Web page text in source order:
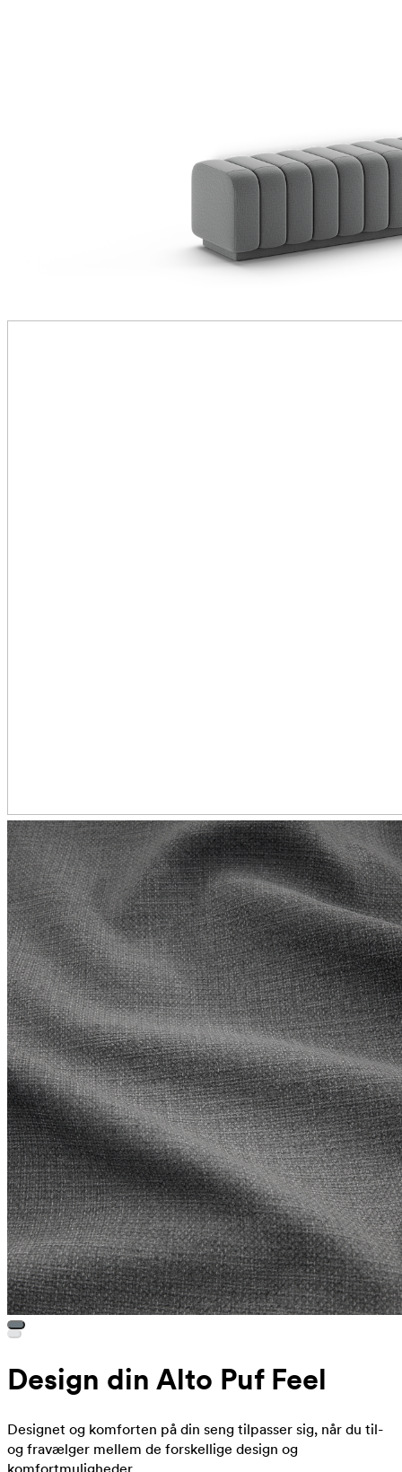
Design din Alto Puf Feel
Designet og komforten på din seng tilpasser sig, når du til-
og fravælger mellem de forskellige design og